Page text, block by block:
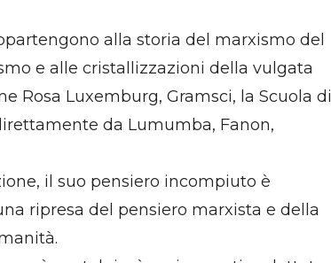
alla storia del marxismo del
e alle cristallizzazioni della vulgata
Rosa Luxemburg, Gramsci, la Scuola di
da Lumumba, Fanon,
il suo pensiero incompiuto è
ripresa del pensiero marxista e della